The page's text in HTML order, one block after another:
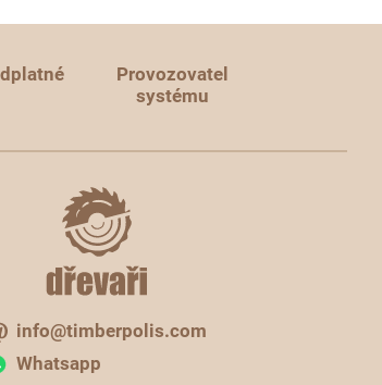
Provozovatel
systému
info@timberpolis.com
Whatsapp